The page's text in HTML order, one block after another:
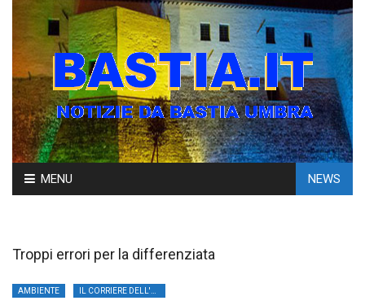
Skip
to
MENU NEWS
Troppi errori per la differenziata
AMBIENTE